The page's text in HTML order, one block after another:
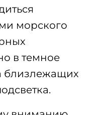
морского
в темное
близлежащих